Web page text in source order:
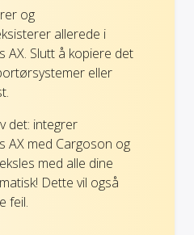
og
allerede i
AX. Slutt å kopiere det
eller
det: integrer
AX med Cargoson og
med alle dine
Dette vil også
feil.